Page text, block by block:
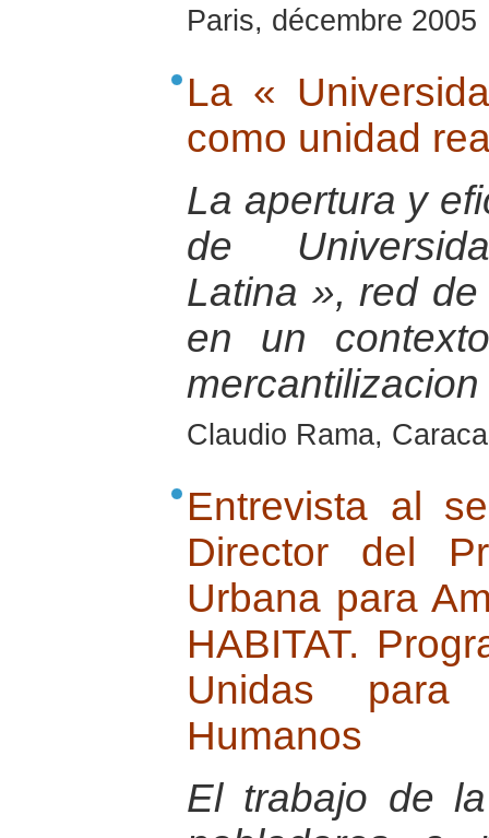
Paris, décembre 2005
La «
como unidad
La apertura y
de
Latina », red
en un
Claudio Rama,
Entrevista al
Director del
Urbana para
HABITAT.
Unidas para
Humanos
El trabajo de